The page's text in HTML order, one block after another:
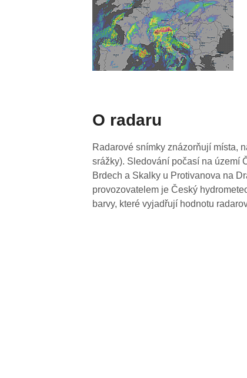
O radaru
Radarové snímky znázorňují místa,
srážky). Sledování počasí na území
Brdech a Skalky u Protivanova na
provozovatelem je Český
barvy, které vyjadřují hodnotu